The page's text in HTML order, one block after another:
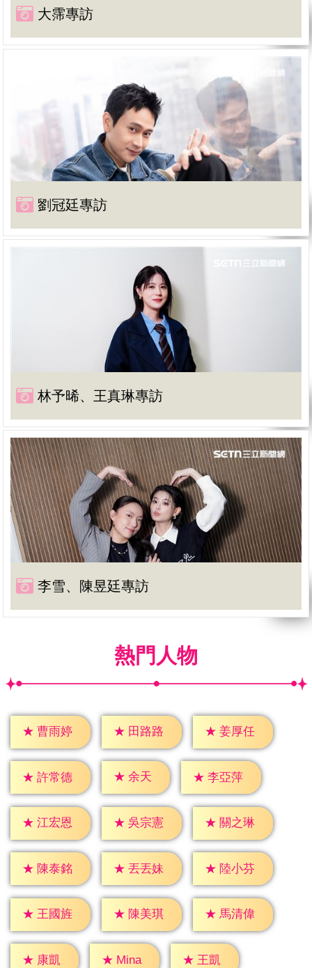
大霈專訪
劉冠廷專訪
林予晞、王真琳專訪
李雪、陳昱廷專訪
熱門人物
★ 曹雨婷 ★ 田路路 ★ 姜厚任
★ 許常德 ★ 余天 ★ 李亞萍
★ 江宏恩 ★ 吳宗憲 ★ 關之琳
★ 陳泰銘 ★ 丟丟妹 ★ 陸小芬
★ 王國旌 ★ 陳美琪 ★ 馬清偉
★ 康凱 ★ Mina ★ 王凱